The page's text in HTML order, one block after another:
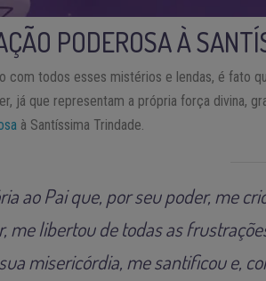
PODEROSA À
com todos esses mistérios e lendas, é fato
já que representam a própria força divina,
à Santíssima Trindade.
ao Pai que, por seu poder, me
me libertou de todas as
misericórdia, me santificou e,